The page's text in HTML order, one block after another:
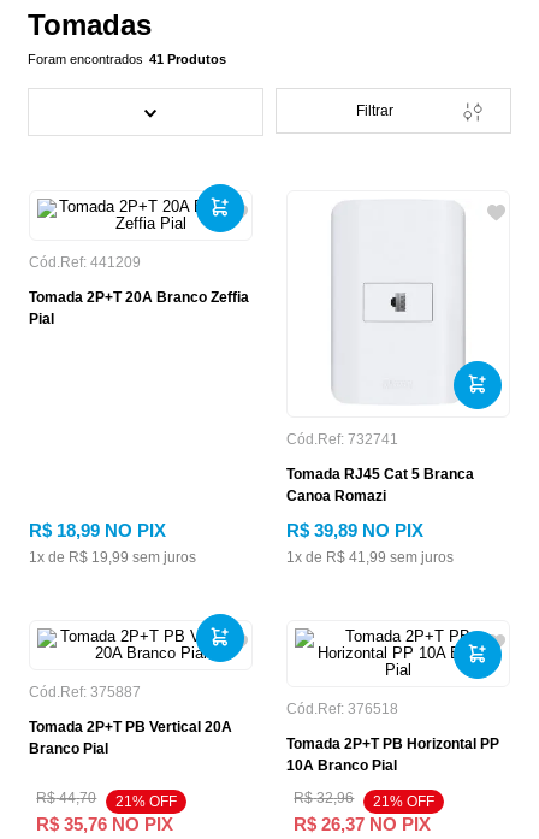
Tomadas
41 Produtos
Filtrar
Cód.Ref: 441209
Tomada 2P+T 20A Branco Zeffia
Pial
R$ 18,99 NO PIX
1x de R$ 19,99 sem juros
Cód.Ref: 732741
Tomada RJ45 Cat 5 Branca
Canoa Romazi
R$ 39,89 NO PIX
1x de R$ 41,99 sem juros
Cód.Ref: 375887
Tomada 2P+T PB Vertical 20A
Branco Pial
R$ 44,70 21% OFF
R$ 35,76 NO PIX
Cód.Ref: 376518
Tomada 2P+T PB Horizontal PP
10A Branco Pial
R$ 32,96 21% OFF
R$ 26,37 NO PIX
9 º chuveiro
10º 18l